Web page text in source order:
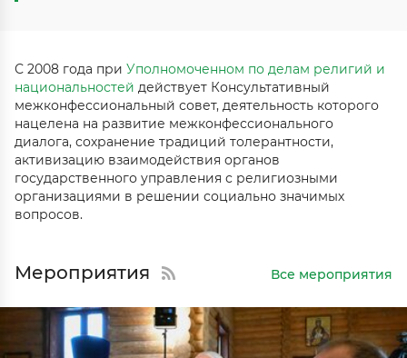
С 2008 года при Уполномоченном по делам религий и
национальностей действует Консультативный
межконфессиональный совет, деятельность которого
нацелена на развитие межконфессионального
диалога, сохранение традиций толерантности,
активизацию взаимодействия органов
государственного управления с религиозными
организациями в решении социально значимых
вопросов.
Мероприятия Все мероприятия